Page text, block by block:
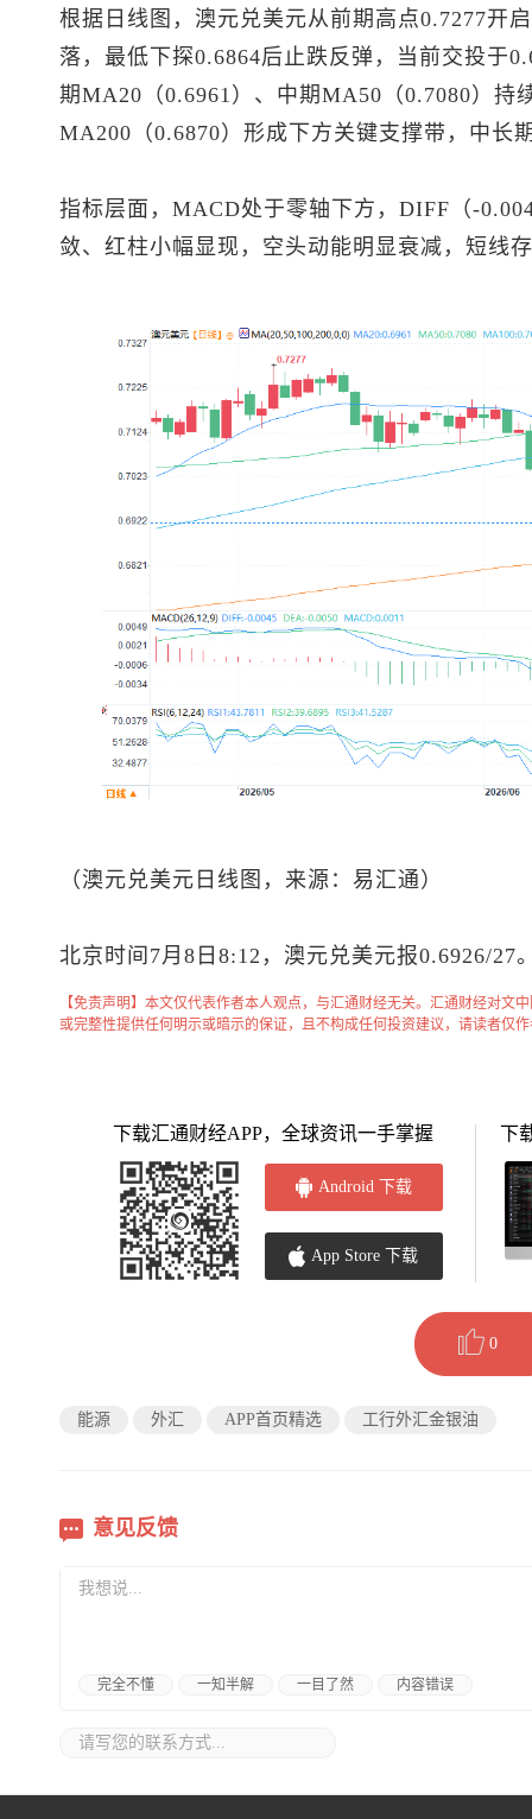
根据日线图， 澳元兑美元从前期高点0.7277开
落，最低下探0.6864后止跌反弹，当前交投于
期MA20（0.6961）、中期MA50（0.7080）持
MA200（0.6870）形成下方关键支撑带，中长
指标层面，MACD处于零轴下方，DIFF（-
敛、红柱小幅显现，空头动能明显衰减，短线
（ 澳元兑美元 日线图，来源：易汇通）
北京时间7月8日8:12， 澳元兑美元报0.6926/27
【免责声明】本文仅代表作者本人观点，与汇通财经无关。汇通财经对文
或完整性提供任何明示或暗示的保证，且不构成任何投资建议，请读者仅
下载汇通财经APP，全球资讯一手掌握
Android 下载
App Store 下载
下
0
能源 外汇 APP首页精选 工行外汇金银油
意见反馈
完全不懂 一知半解 一目了然 内容错误